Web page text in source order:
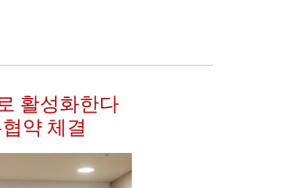
활성화한다
약 체결